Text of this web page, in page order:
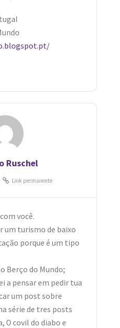
Ruschel
Link permanente
você.
um turismo de baixo
porque é um tipo
Berço do Mundo;
a pensar em pedir tua
um post sobre
série de tres posts
O covil do diabo e